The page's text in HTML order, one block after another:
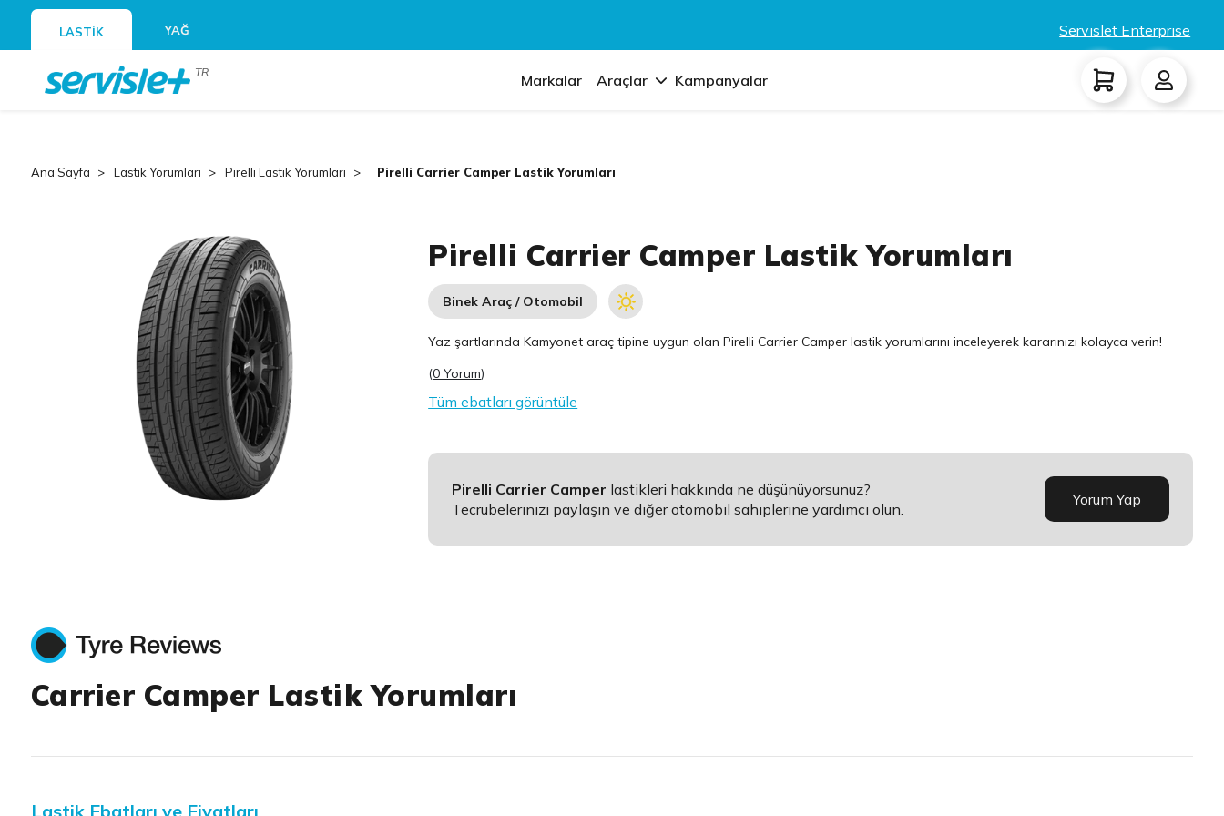
LASTİK YAĞ Servislet Enterprise
TR Markalar Araçlar Kampanyalar
Ana Sayfa Lastik Yorumları Pirelli Lastik Yorumları Pirelli Carrier Camper Lastik Yorumları
Pirelli Carrier Camper Lastik Yorumları
Binek Araç / Otomobil
Yaz şartlarında Kamyonet araç tipine uygun olanPirelli Carrier Camper lastik yorumlarını inceleyerek kararınızı kolayca verin!
(0 Yorum)
Tüm ebatları görüntüle
Pirelli Carrier Camper lastikleri hakkında ne düşünüyorsunuz?
Tecrübelerinizi paylaşın ve diğer otomobil sahiplerine yardımcı olun.
Yorum Yap
Carrier Camper Lastik Yorumları
Lastik Ebatları ve Fiyatları